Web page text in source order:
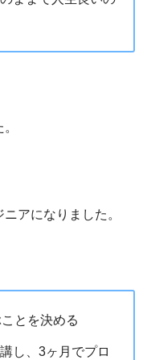
アになりました。
とを決める
し、3ヶ月でプロ